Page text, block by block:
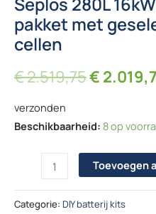
pakket met
cellen
€2.519,75€
verzonden
Beschikbaarheid: 8 op
Seplos 280L 16kWh doe-
Toevoegen
Categorie: DIY batterij kits